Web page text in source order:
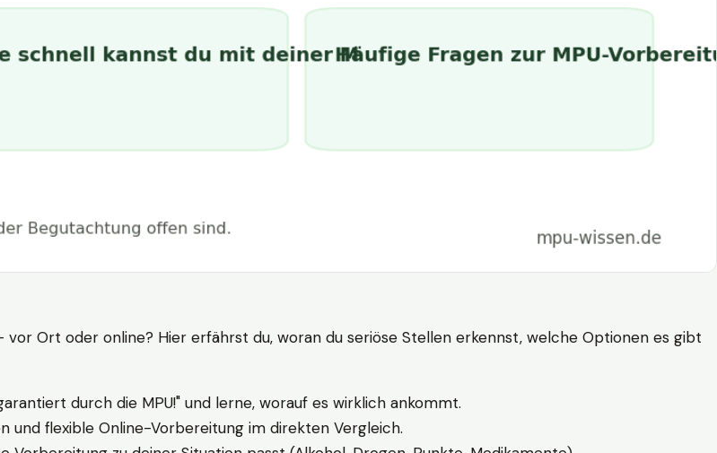
Ort oder online? Hier erfährst du, woran du seriöse Stellen erkennst, welche Optionen es gibt
durch die MPU!" und lerne, worauf es wirklich ankommt.
und flexible Online-Vorbereitung im direkten Vergleich.